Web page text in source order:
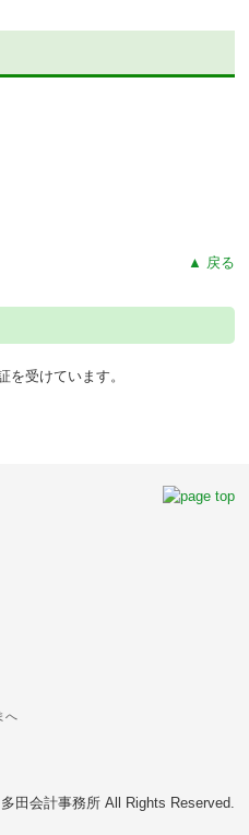
▲ 戻る
受けています。
へ
田会計事務所 All Rights Reserved.